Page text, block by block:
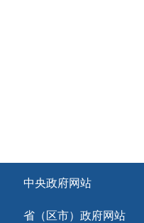
中央政府网站
省（区市）政府网站